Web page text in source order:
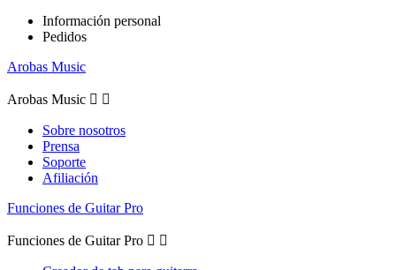
Información personal
Pedidos
Arobas Music
Arobas Music  
Sobre nosotros
Prensa
Soporte
Afiliación
Funciones de Guitar Pro
Funciones de Guitar Pro  